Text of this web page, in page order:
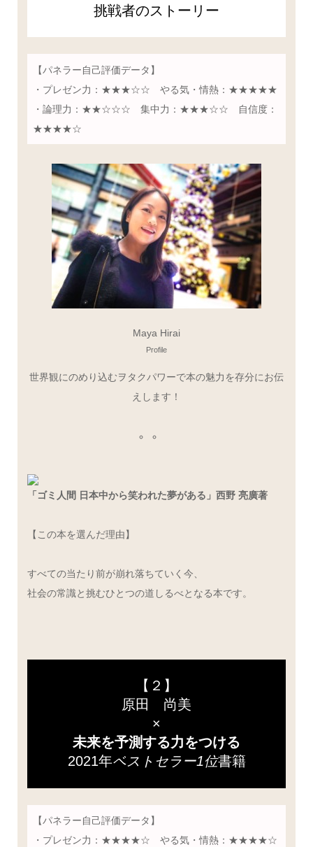
挑戦者のストーリー
【パネラー自己評価データ】
・プレゼン力：★★★☆☆ やる気・情熱：★★★★★
・論理力：★★☆☆☆ 集中力：★★★☆☆ 自信度：
★★★★☆
Maya Hirai
Profile
世界観にのめり込むヲタクパワーで本の魅力を存分にお伝
えします！
「ゴミ人間 日本中から笑われた夢がある」西野 亮廣著
【この本を選んだ理由】
すべての当たり前が崩れ落ちていく今、
社会の常識と挑むひとつの道しるべとなる本です。
【２】
原田 尚美
×
未来を予測する力をつける
2021年ベストセラー1位書籍
【パネラー自己評価データ】
・プレゼン力：★★★★☆ やる気・情熱：★★★★☆